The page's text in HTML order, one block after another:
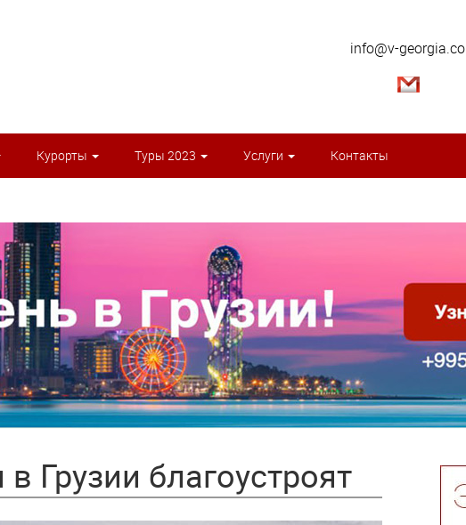
info@v-
Курорты Туры 2023 Услуги Контакты
Грузии благоустроят